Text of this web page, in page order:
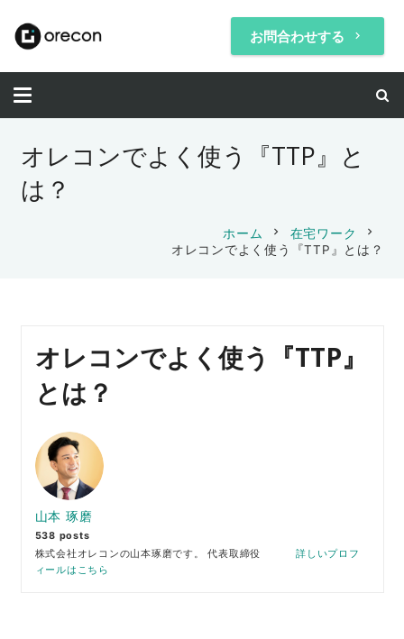
お問合わせする keyboard_arrow_right
オレコンでよく使う『TTP』と
は？
ホーム chevron_right 在宅ワーク chevron_right
オレコンでよく使う『TTP』とは？
オレコンでよく使う『TTP』
とは？
山本 琢磨
538 posts
株式会社オレコンの山本琢磨です。 代表取締役 詳しいプロフ
ィールはこちら